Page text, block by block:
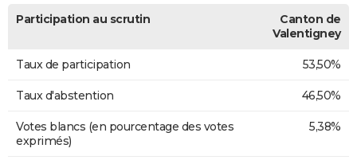
Participation au scrutin
Canton de
Valentigney
Taux de participation 53,50%
Taux d'abstention 46,50%
Votes blancs (en pourcentage des votes
exprimés)
5,38%